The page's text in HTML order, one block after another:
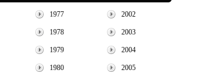
1977
1978
1979
1980
2002
2003
2004
2005